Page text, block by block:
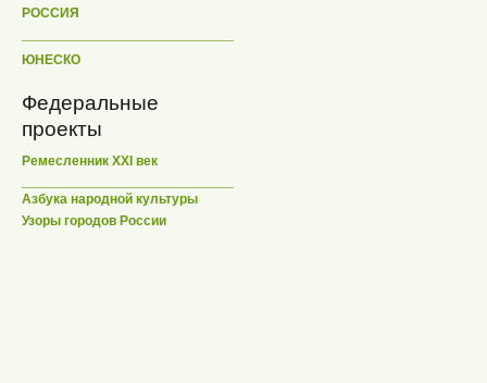
РОССИЯ
ЮНЕСКО
Федеральные
проекты
Ремесленник XXI век
Азбука народной культуры
Узоры городов России